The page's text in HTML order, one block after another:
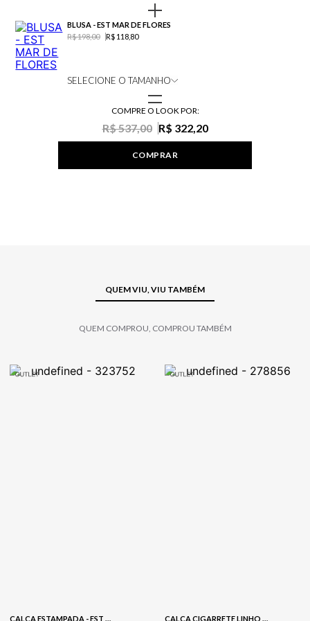
BLUSA - EST MAR DE FLORES
R$ 198,00
R$ 118,80
SELECIONE O TAMANHO
COMPRE O LOOK POR:
R$ 537,00 R$ 322,20
COMPRAR
QUEM VIU, VIU TAMBÉM
QUEM COMPROU, COMPROU TAMBÉM
CALÇA ESTAMPADA - EST LISTRADO INDIGO CALCA CIGARRETE LINHO BORDADO-BRANCO